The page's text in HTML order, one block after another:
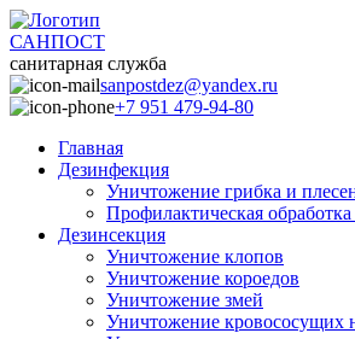
САНПОСТ
санитарная служба
sanpostdez@yandex.ru
+7 951 479-94-80
Главная
Дезинфекция
Уничтожение грибка и
Профилактическая
Дезинсекция
Уничтожение клопов
Уничтожение короедов
Уничтожение змей
Уничтожение кровососущих